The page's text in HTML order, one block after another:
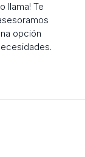
llama! Te
opción